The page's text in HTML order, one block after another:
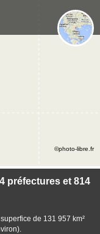
préfectures et 814
de 131 957 km²
©photo-libre.fr